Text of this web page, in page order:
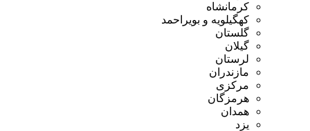
کرمانشاه
کهگیلویه و بویراحمد
گلستان
گیلان
لرستان
مازندران
مرکزی
هرمزگان
همدان
یزد